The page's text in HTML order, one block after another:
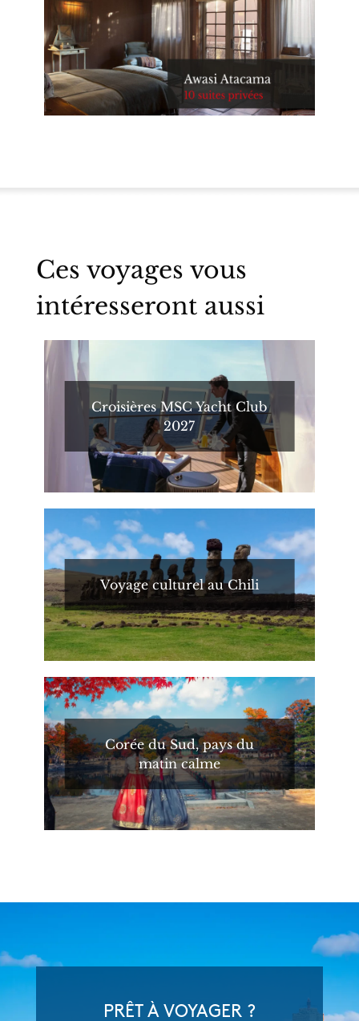
Ces voyages vous
intéresseront aussi
Croisières MSC Yacht Club
2027
Voyage culturel au Chili
Corée du Sud, pays du
matin calme
PRÊT À VOYAGER ?